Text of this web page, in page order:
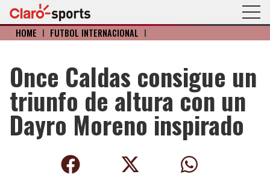
HOME I FÚTBOL INTERNACIONAL I
Once Caldas consigue un
triunfo de altura con un
Dayro Moreno inspirado